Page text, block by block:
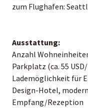
zum Flughafen:
Ausstattung:
Anzahl
Parkplatz (ca. 55
Lademöglichkeit für
Design-Hotel, modern
Empfang/Rezeption